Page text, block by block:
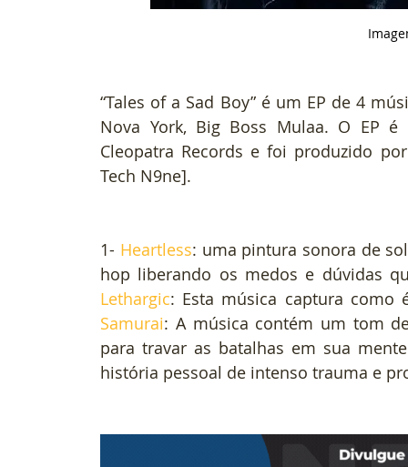
“Tales of a Sad Boy” é um EP de 4
Nova York, Big Boss Mulaa. O EP
Cleopatra Records e foi produzido
Tech N9ne].
1- Heartless: uma pintura sonora de
Lethargic
Samurai: A música contém um tom
para travar as batalhas em sua
história pessoal de intenso trauma e